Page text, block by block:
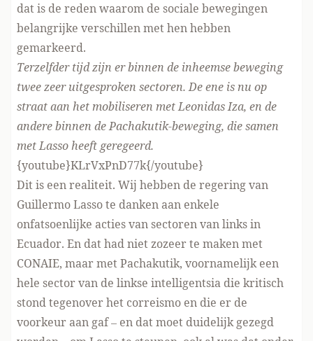
dat is de reden waarom de sociale bewegingen
belangrijke verschillen met hen hebben
gemarkeerd.
Terzelfder tijd zijn er binnen de inheemse beweging
twee zeer uitgesproken sectoren. De ene is nu op
straat aan het mobiliseren met Leonidas Iza, en de
andere binnen de Pachakutik-beweging, die samen
met Lasso heeft geregeerd.
{youtube}KLrVxPnD77k{/youtube}
Dit is een realiteit. Wij hebben de regering van
Guillermo Lasso te danken aan enkele
onfatsoenlijke acties van sectoren van links in
Ecuador. En dat had niet zozeer te maken met
CONAIE, maar met Pachakutik, voornamelijk een
hele sector van de linkse intelligentsia die kritisch
stond tegenover het correismo en die er de
voorkeur aan gaf – en dat moet duidelijk gezegd